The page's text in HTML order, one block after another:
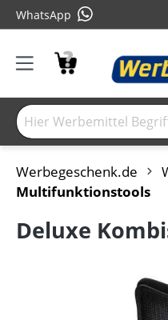
WhatsApp
Werbegeschenk.de
Multifunktionstools
Deluxe